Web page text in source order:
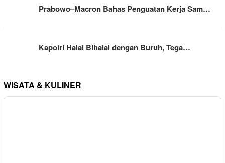
Prabowo–Macron Bahas Penguatan Kerja Sam…
Kapolri Halal Bihalal dengan Buruh, Tega…
WISATA & KULINER